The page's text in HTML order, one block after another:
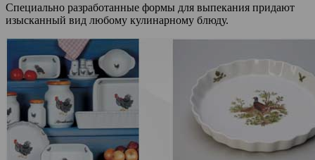
Специально разработанные формы для выпекания придают
изысканный вид любому кулинарному блюду.